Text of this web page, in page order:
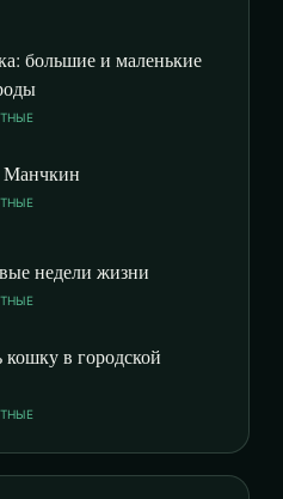
большие и маленькие
Манчкин
недели жизни
кошку в городской